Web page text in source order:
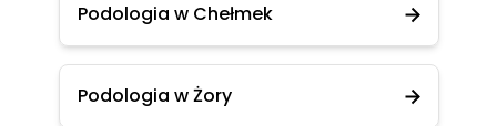
Podologia w Chełmek
Podologia w Żory